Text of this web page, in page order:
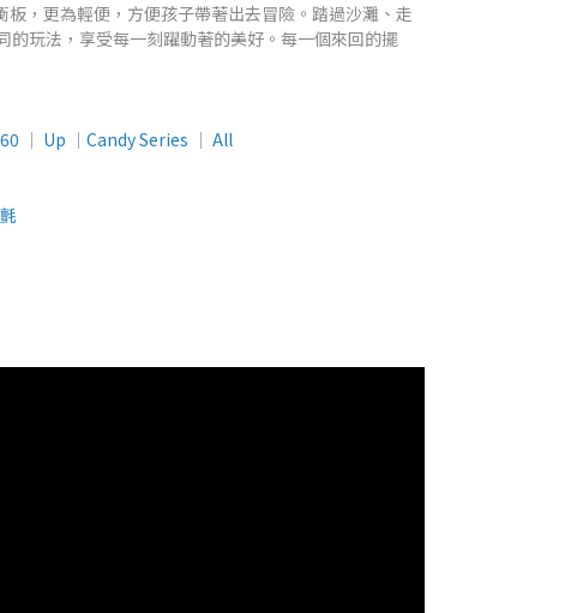
，更為輕便，方便孩子帶著出去冒險。踏過沙灘、走
的玩法，享受每一刻躍動著的美好。每一個來回的擺
│ Up │ Candy Series │ All